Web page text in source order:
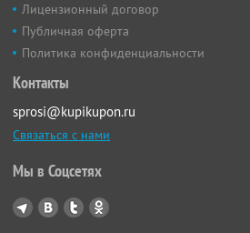
Лицензионный договор
Публичная оферта
Политика конфиденциальности
Контакты
sprosi@kupikupon.ru
Связаться с нами
Мы в Соцсетях